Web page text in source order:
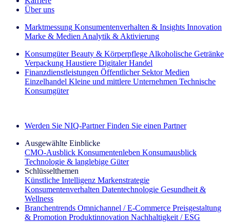
Über uns
Marktmessung Konsumentenverhalten & Insights Innovation
Marke & Medien Analytik & Aktivierung
Konsumgüter Beauty & Körperpflege Alkoholische Getränke
Verpackung Haustiere Digitaler Handel
Finanzdienstleistungen Öffentlicher Sektor Medien
Einzelhandel Kleine und mittlere Unternehmen Technische
Konsumgüter
Werden Sie NIQ-Partner Finden Sie einen Partner
Ausgewählte Einblicke
CMO‑Ausblick Konsumentenleben Konsumausblick
Technologie & langlebige Güter
Schlüsselthemen
Künstliche Intelligenz Markenstrategie
Konsumentenverhalten Datentechnologie Gesundheit &
Wellness
Branchentrends Omnichannel / E‑Commerce Preisgestaltung
& Promotion Produktinnovation Nachhaltigkeit / ESG